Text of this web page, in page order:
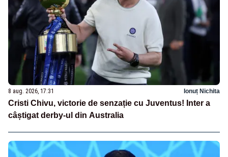
8 aug. 2026, 17:31 Ionuț Nichita
Cristi Chivu, victorie de senzație cu Juventus! Inter a
câștigat derby-ul din Australia